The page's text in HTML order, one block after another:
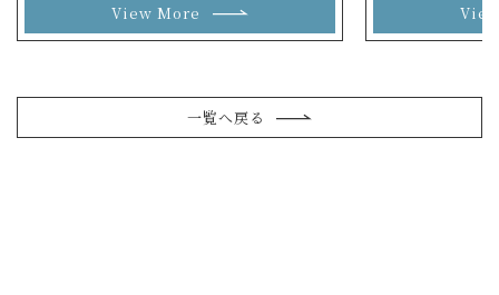
View More
一覧へ戻る